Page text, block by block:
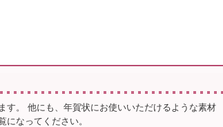
す。 他にも、年賀状にお使いいただけるような素材
になってください。